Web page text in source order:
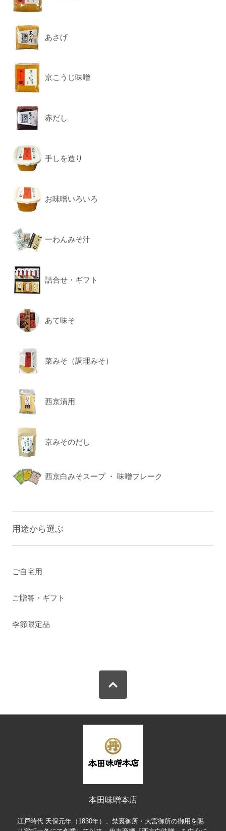
あさげ
京こうじ味噌
赤だし
手しを造り
お味噌いろいろ
一わんみそ汁
詰合せ・ギフト
あて味そ
菜みそ（調理みそ）
西京漬用
京みそのだし
西京白みそスープ ・ 味噌フレーク
用途から選ぶ
ご自宅用
ご贈答・ギフト
季節限定品
本田味噌本店
江戸時代 天保元年（1830年）、禁裏御所・大宮御所の御用を賜